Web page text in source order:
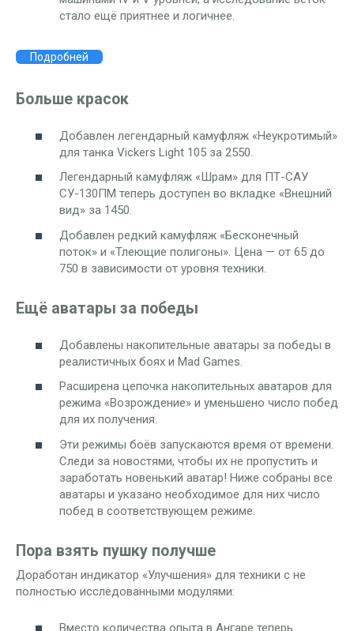
стало ещё приятнее и логичнее.
Подробней
Больше красок
Добавлен легендарный камуфляж «Неукротимый»
для танка Vickers Light 105 за 2550.
Легендарный камуфляж «Шрам» для ПТ-САУ
СУ-130ПМ теперь доступен во вкладке «Внешний
вид» за 1450.
Добавлен редкий камуфляж «Бесконечный
поток» и «Тлеющие полигоны». Цена — от 65 до
750 в зависимости от уровня техники.
Ещё аватары за победы
Добавлены накопительные аватары за победы в
реалистичных боях и Mad Games.
Расширена цепочка накопительных аватаров для
режима «Возрождение» и уменьшено число побед
для их получения.
Эти режимы боёв запускаются время от времени.
Следи за новостями, чтобы их не пропустить и
заработать новенький аватар! Ниже собраны все
аватары и указано необходимое для них число
побед в соответствующем режиме.
Пора взять пушку получше
Доработан индикатор «Улучшения» для техники с не
полностью исследованными модулями:
Вместо количества опыта в Ангаре теперь